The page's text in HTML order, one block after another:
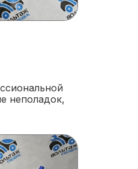
неполадок,